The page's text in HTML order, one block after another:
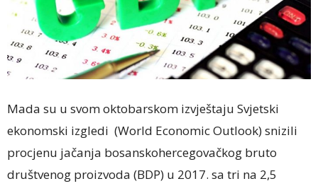
Mada su u svom oktobarskom izvještaju Svjetski
ekonomski izgledi (World Economic Outlook) snizili
procjenu jačanja bosanskohercegovačkog bruto
društvenog proizvoda (BDP) u 2017. sa tri na 2,5